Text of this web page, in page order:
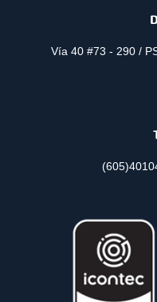
Vía 40 #73 - 290 /